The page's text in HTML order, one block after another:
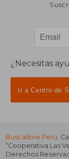
¿Necesitas
Ir a Centro de
Buscalibre Perú.
“Cooperativa Las
Derechos